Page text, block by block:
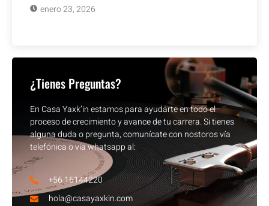
enero 23, 2026
¿Tienes Preguntas?
En Casa Yaxk’in estamos para ayudarte en todo el
proceso de crecimiento y avance de tu carrera. Si tienes
alguna duda o pregunta, comunícate con nostoros vía
telefónica o vía whatsapp al:
+56 16144220
hola@casayaxkin.com